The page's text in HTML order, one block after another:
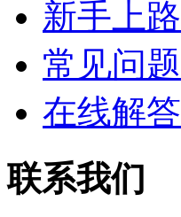
新手上路
常见问题
在线解答
联系我们